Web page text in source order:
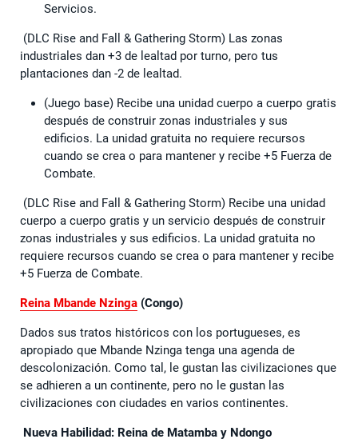
Servicios.
(DLC Rise and Fall & Gathering Storm) Las zonas
industriales dan +3 de lealtad por turno, pero tus
plantaciones dan -2 de lealtad.
(Juego base) Recibe una unidad cuerpo a cuerpo gratis
después de construir zonas industriales y sus
edificios. La unidad gratuita no requiere recursos
cuando se crea o para mantener y recibe +5 Fuerza de
Combate.
(DLC Rise and Fall & Gathering Storm) Recibe una unidad
cuerpo a cuerpo gratis y un servicio después de construir
zonas industriales y sus edificios. La unidad gratuita no
requiere recursos cuando se crea o para mantener y recibe
+5 Fuerza de Combate.
Reina Mbande Nzinga (Congo)
Dados sus tratos históricos con los portugueses, es
apropiado que Mbande Nzinga tenga una agenda de
descolonización. Como tal, le gustan las civilizaciones que
se adhieren a un continente, pero no le gustan las
civilizaciones con ciudades en varios continentes.
Nueva Habilidad: Reina de Matamba y Ndongo